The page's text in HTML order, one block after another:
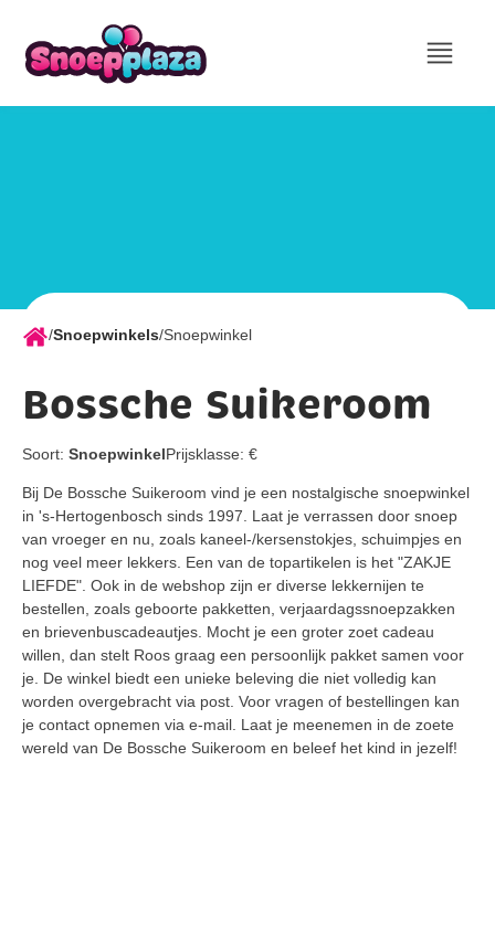
/Snoepwinkels/Snoepwinkel
Bossche Suikeroom
Soort: SnoepwinkelPrijsklasse: €
Bij De Bossche Suikeroom vind je een nostalgische snoepwinkel
in 's-Hertogenbosch sinds 1997. Laat je verrassen door snoep
van vroeger en nu, zoals kaneel-/kersenstokjes, schuimpjes en
nog veel meer lekkers. Een van de topartikelen is het "ZAKJE
LIEFDE". Ook in de webshop zijn er diverse lekkernijen te
bestellen, zoals geboorte pakketten, verjaardagssnoepzakken
en brievenbuscadeautjes. Mocht je een groter zoet cadeau
willen, dan stelt Roos graag een persoonlijk pakket samen voor
je. De winkel biedt een unieke beleving die niet volledig kan
worden overgebracht via post. Voor vragen of bestellingen kan
je contact opnemen via e-mail. Laat je meenemen in de zoete
wereld van De Bossche Suikeroom en beleef het kind in jezelf!